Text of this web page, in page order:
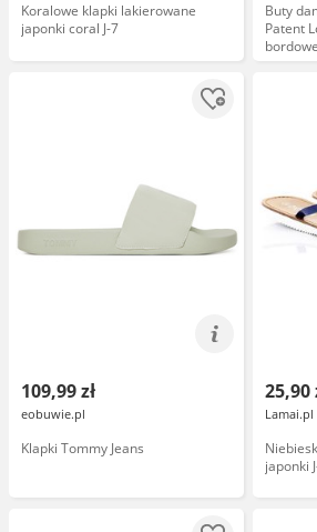
Koralowe klapki lakierowane
japonki coral J-7
Buty
Patent
109,99 zł
eobuwie.pl
Klapki Tommy Jeans
25,90
Lamai.pl
japonki